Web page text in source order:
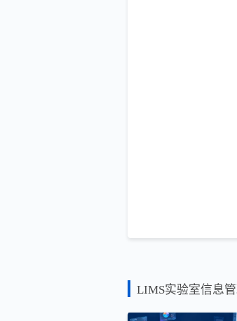
LIMS实验室信息